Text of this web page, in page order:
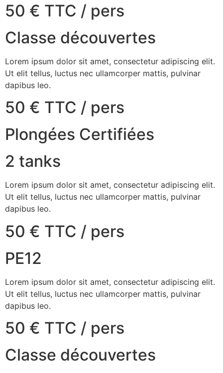
50 € TTC / pers
Classe découvertes
Lorem ipsum dolor sit amet, consectetur adipiscing elit.
Ut elit tellus, luctus nec ullamcorper mattis, pulvinar
dapibus leo.
50 € TTC / pers
Plongées Certifiées
2 tanks
Lorem ipsum dolor sit amet, consectetur adipiscing elit.
Ut elit tellus, luctus nec ullamcorper mattis, pulvinar
dapibus leo.
50 € TTC / pers
PE12
Lorem ipsum dolor sit amet, consectetur adipiscing elit.
Ut elit tellus, luctus nec ullamcorper mattis, pulvinar
dapibus leo.
50 € TTC / pers
Classe découvertes